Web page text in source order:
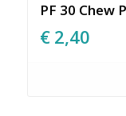
PF 30 Chew
€ 2,40